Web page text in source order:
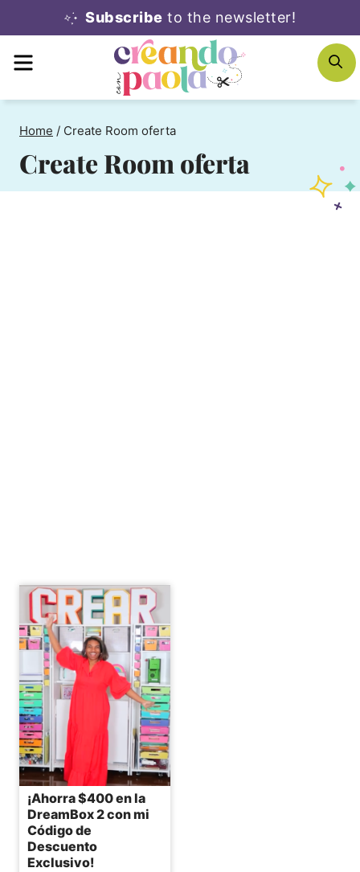
content
Subscribe to the newsletter!
MENU
Home / Create Room oferta
Create Room oferta
¡Ahorra $400 en la
DreamBox 2 con mi
Código de
Descuento
Exclusivo!